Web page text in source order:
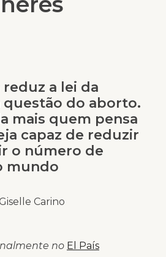
a lei da
questão do aborto.
mais quem pensa
capaz de reduzir
o número de
mundo
Carino
no El País